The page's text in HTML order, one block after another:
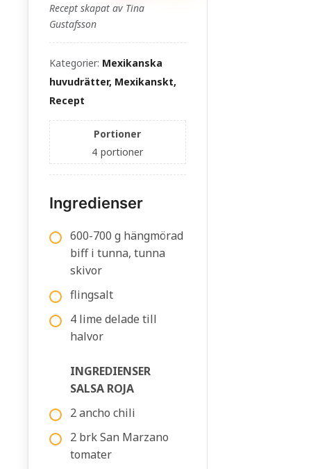
Recept skapat av Tina
Gustafsson
Kategorier: Mexikanska
huvudrätter, Mexikanskt,
Recept
Portioner
4 portioner
Ingredienser
600-700 g hängmörad
biff i tunna, tunna
skivor
flingsalt
4 lime delade till
halvor
INGREDIENSER
SALSA ROJA
2 ancho chili
2 brk San Marzano
tomater